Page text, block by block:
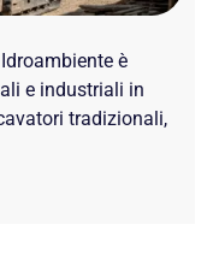
è
e industriali in
tradizionali,